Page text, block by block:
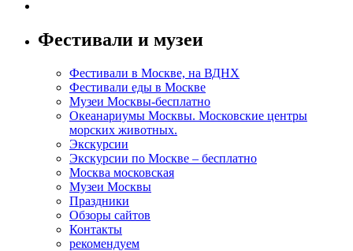
Фестивали и музеи
Фестивали в Москве, на ВДНХ
Фестивали еды в Москве
Музеи Москвы-бесплатно
Океанариумы Москвы. Московские центры
морских животных.
Экскурсии
Экскурсии по Москве – бесплатно
Москва московская
Музеи Москвы
Праздники
Обзоры сайтов
Контакты
рекомендуем